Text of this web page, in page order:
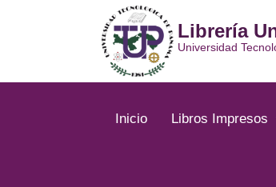
Librería
Universidad
Inicio Libros Impresos